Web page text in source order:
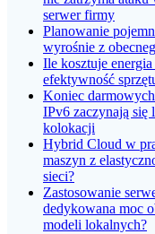
serwer firmy
Planowanie
wyrośnie z
Ile kosztuje
efektywność
Koniec
IPv6 zaczynają się
kolokacji
Hybrid Cloud w
maszyn z
sieci?
Zastosowanie
dedykowana moc
modeli lokalnych?